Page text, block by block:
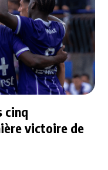
cinq
victoire de